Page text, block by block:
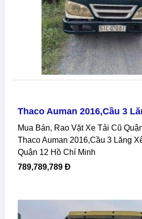
Thaco Auman 2016,cầu 3
Mua Bán, Rao Vặt Xe Tải Cũ Quận 12 Hồ Chí Minh,
Thaco Auman 2016,cầu 3 Lăng
Quận 12 Hồ Chí Minh
789,789,789 Đ